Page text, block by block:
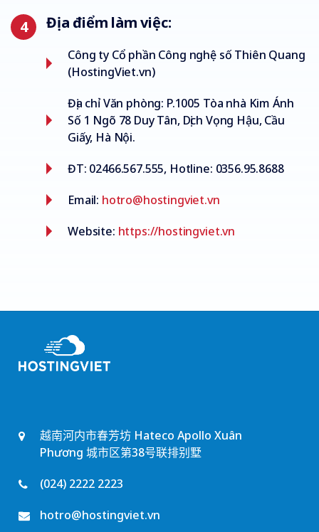
Địa điểm làm việc:
Công ty Cổ phần Công nghệ số Thiên Quang
(HostingViet.vn)
Địa chỉ Văn phòng: P.1005 Tòa nhà Kim Ánh
Số 1 Ngõ 78 Duy Tân, Dịch Vọng Hậu, Cầu
Giấy, Hà Nội.
ĐT: 02466.567.555, Hotline: 0356.95.8688
Email: hotro@hostingviet.vn
Website: https://hostingviet.vn
越南河内市春芳坊 Hateco Apollo Xuân
Phương 城市区第38号联排别墅
(024) 2222 2223
hotro@hostingviet.vn